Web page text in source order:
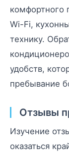
комфортного
Wi-Fi,
технику.
удобств,
пребывание
Отзывы
Изучение
оказаться